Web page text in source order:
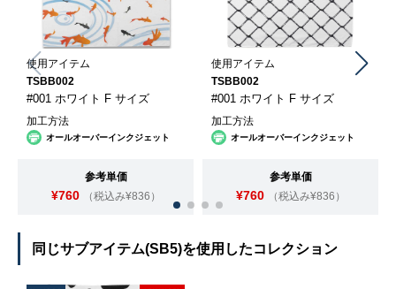
使用アイテム
TSBB002
#001 ホワイト F サイズ
加工方法
オールオーバーインクジェット
参考単価
¥760 （税込み¥836）
使用アイテム
TSBB002
#001 ホワイト F サイズ
加工方法
オールオーバーインクジェット
参考単価
¥760 （税込み¥836）
同じサブアイテム(SB5)を使用したコレクション